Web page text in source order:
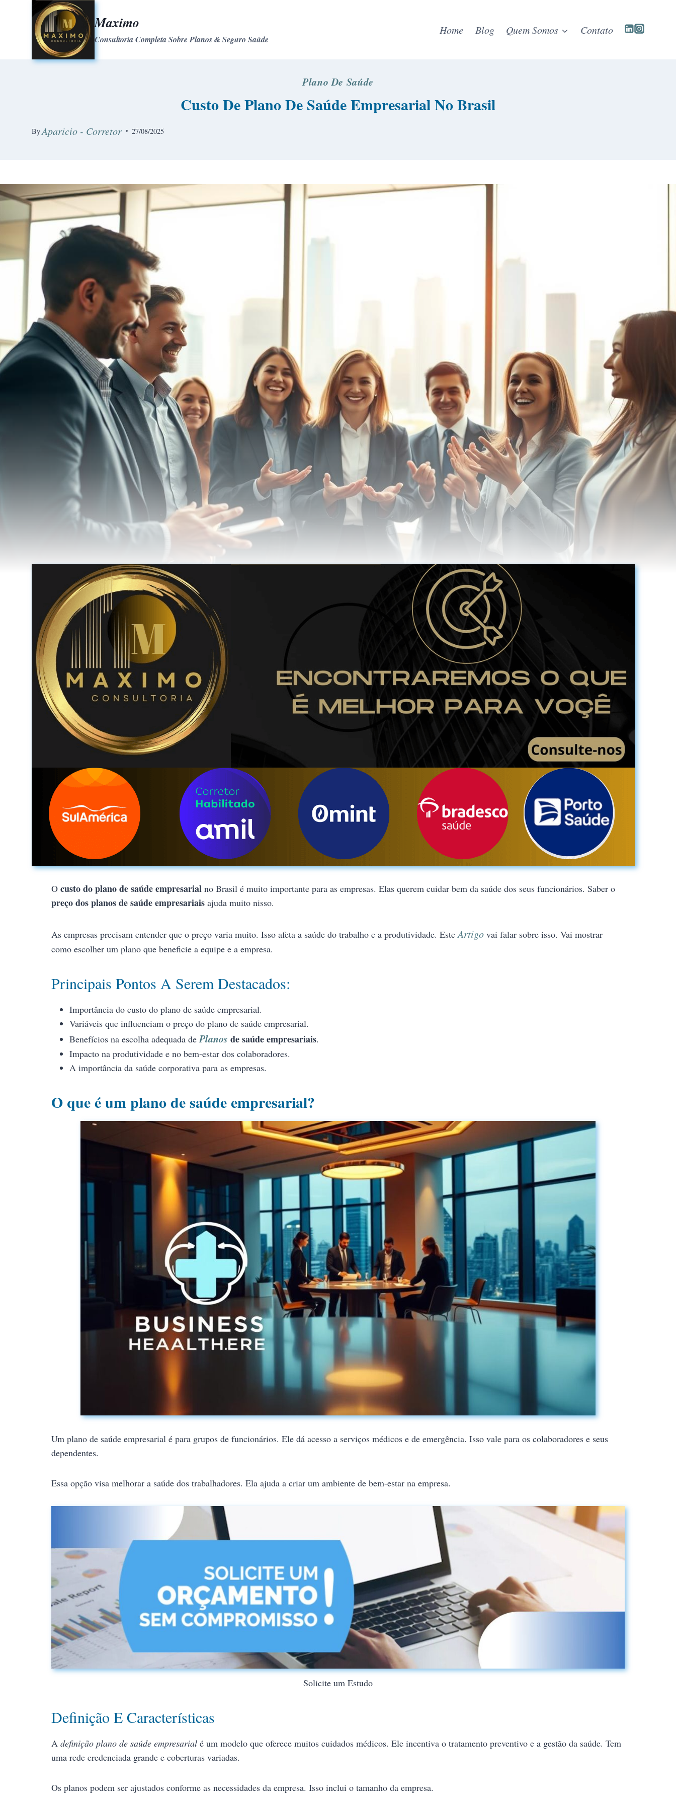
Maximo
Consultoria Completa Sobre Planos & Seguro Saúde
Home Blog Quem Somos Contato
Plano De Saúde
Custo De Plano De Saúde Empresarial No Brasil
ByAparicio - Corretor 27/08/2025
O custo do plano de saúde empresarial no Brasil é muito importante para as empresas. Elas querem cuidar bem da saúde dos seus funcionários. Saber o
preço dos planos de saúde empresariais ajuda muito nisso.
As empresas precisam entender que o preço varia muito. Isso afeta a saúde do trabalho e a produtividade. EsteArtigo vai falar sobre isso. Vai mostrar
como escolher um plano que beneficie a equipe e a empresa.
Principais Pontos A Serem Destacados:
Importância do custo do plano de saúde empresarial.
Variáveis que influenciam o preço do plano de saúde empresarial.
Benefícios na escolha adequada dePlanos de saúde empresariais.
Impacto na produtividade e no bem-estar dos colaboradores.
A importância da saúde corporativa para as empresas.
O que é um plano de saúde empresarial?
Um plano de saúde empresarial é para grupos de funcionários. Ele dá acesso a serviços médicos e de emergência. Isso vale para os colaboradores e seus
dependentes.
Essa opção visa melhorar a saúde dos trabalhadores. Ela ajuda a criar um ambiente de bem-estar na empresa.
Solicite um Estudo
Definição E Características
A definição plano de saúde empresarial é um modelo que oferece muitos cuidados médicos. Ele incentiva o tratamento preventivo e a gestão da saúde. Tem
uma rede credenciada grande e coberturas variadas.
Os planos podem ser ajustados conforme as necessidades da empresa. Isso inclui o tamanho da empresa.